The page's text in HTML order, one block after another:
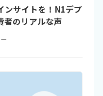
ンサイトを！N1デプ
者のリアルな声